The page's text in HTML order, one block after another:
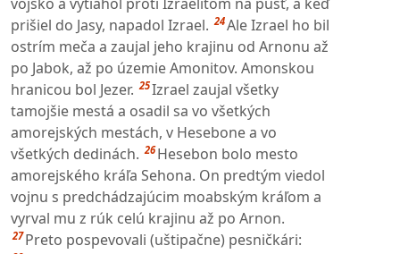
prišiel do Jasy, napadol Izrael. 24Ale Izrael ho bil
ostrím meča a zaujal jeho krajinu od Arnonu až
po Jabok, až po územie Amonitov. Amonskou
hranicou bol Jezer. 25Izrael zaujal všetky
tamojšie mestá a osadil sa vo všetkých
amorejských mestách, v Hesebone a vo
všetkých dedinách. 26 Hesebon bolo mesto
amorejského kráľa Sehona. On predtým viedol
vojnu s predchádzajúcim moabským kráľom a
vyrval mu z rúk celú krajinu až po Arnon.
27 Preto pospevovali (uštipačne) pesničkári: